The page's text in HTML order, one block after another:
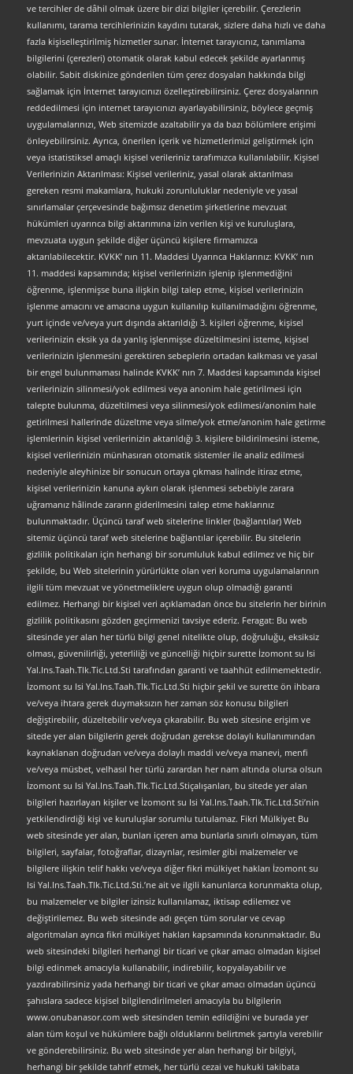
ve tercihler de dâhil olmak üzere bir dizi bilgiler içerebilir. Çerezlerin
kullanımı, tarama tercihlerinizin kaydını tutarak, sizlere daha hızlı ve daha
fazla kişiselleştirilmiş hizmetler sunar. İnternet tarayıcınız, tanımlama
bilgilerini (çerezleri) otomatik olarak kabul edecek şekilde ayarlanmış
olabilir. Sabit diskinize gönderilen tüm çerez dosyaları hakkında bilgi
sağlamak için İnternet tarayıcınızı özelleştirebilirsiniz. Çerez dosyalarının
reddedilmesi için internet tarayıcınızı ayarlayabilirsiniz, böylece geçmiş
uygulamalarınızı, Web sitemizde azaltabilir ya da bazı bölümlere erişimi
önleyebilirsiniz. Ayrıca, önerilen içerik ve hizmetlerimizi geliştirmek için
veya istatistiksel amaçlı kişisel verileriniz tarafımızca kullanılabilir. Kişisel
Verilerinizin Aktarılması: Kişisel verileriniz, yasal olarak aktarılması
gereken resmi makamlara, hukuki zorunluluklar nedeniyle ve yasal
sınırlamalar çerçevesinde bağımsız denetim şirketlerine mevzuat
hükümleri uyarınca bilgi aktarımına izin verilen kişi ve kuruluşlara,
mevzuata uygun şekilde diğer üçüncü kişilere firmamızca
aktarılabilecektir. KVKK’ nın 11. Maddesi Uyarınca Haklarınız: KVKK’ nın
11. maddesi kapsamında; kişisel verilerinizin işlenip işlenmediğini
öğrenme, işlenmişse buna ilişkin bilgi talep etme, kişisel verilerinizin
işlenme amacını ve amacına uygun kullanılıp kullanılmadığını öğrenme,
yurt içinde ve/veya yurt dışında aktarıldığı 3. kişileri öğrenme, kişisel
verilerinizin eksik ya da yanlış işlenmişse düzeltilmesini isteme, kişisel
verilerinizin işlenmesini gerektiren sebeplerin ortadan kalkması ve yasal
bir engel bulunmaması halinde KVKK’ nın 7. Maddesi kapsamında kişisel
verilerinizin silinmesi/yok edilmesi veya anonim hale getirilmesi için
talepte bulunma, düzeltilmesi veya silinmesi/yok edilmesi/anonim hale
getirilmesi hallerinde düzeltme veya silme/yok etme/anonim hale getirme
işlemlerinin kişisel verilerinizin aktarıldığı 3. kişilere bildirilmesini isteme,
kişisel verilerinizin münhasıran otomatik sistemler ile analiz edilmesi
nedeniyle aleyhinize bir sonucun ortaya çıkması halinde itiraz etme,
kişisel verilerinizin kanuna aykırı olarak işlenmesi sebebiyle zarara
uğramanız hâlinde zararın giderilmesini talep etme haklarınız
bulunmaktadır. Üçüncü taraf web sitelerine linkler (bağlantılar) Web
sitemiz üçüncü taraf web sitelerine bağlantılar içerebilir. Bu sitelerin
gizlilik politikaları için herhangi bir sorumluluk kabul edilmez ve hiç bir
şekilde, bu Web sitelerinin yürürlükte olan veri koruma uygulamalarının
ilgili tüm mevzuat ve yönetmeliklere uygun olup olmadığı garanti
edilmez. Herhangi bir kişisel veri açıklamadan önce bu sitelerin her birinin
gizlilik politikasını gözden geçirmenizi tavsiye ederiz. Feragat: Bu web
sitesinde yer alan her türlü bilgi genel nitelikte olup, doğruluğu, eksiksiz
olması, güvenilirliği, yeterliliği ve güncelliği hiçbir surette İzomont su Isi
Yal.Ins.Taah.Tlk.Tic.Ltd.Sti tarafından garanti ve taahhüt edilmemektedir.
İzomont su Isi Yal.Ins.Taah.Tlk.Tic.Ltd.Sti hiçbir şekil ve surette ön ihbara
ve/veya ihtara gerek duymaksızın her zaman söz konusu bilgileri
değiştirebilir, düzeltebilir ve/veya çıkarabilir. Bu web sitesine erişim ve
sitede yer alan bilgilerin gerek doğrudan gerekse dolaylı kullanımından
kaynaklanan doğrudan ve/veya dolaylı maddi ve/veya manevi, menfi
ve/veya müsbet, velhasıl her türlü zarardan her nam altında olursa olsun
İzomont su Isi Yal.Ins.Taah.Tlk.Tic.Ltd.Stiçalışanları, bu sitede yer alan
bilgileri hazırlayan kişiler ve İzomont su Isi Yal.Ins.Taah.Tlk.Tic.Ltd.Sti’nin
yetkilendirdiği kişi ve kuruluşlar sorumlu tutulamaz. Fikri Mülkiyet Bu
web sitesinde yer alan, bunları içeren ama bunlarla sınırlı olmayan, tüm
bilgileri, sayfalar, fotoğraflar, dizaynlar, resimler gibi malzemeler ve
bilgilere ilişkin telif hakkı ve/veya diğer fikri mülkiyet hakları İzomont su
Isi Yal.Ins.Taah.Tlk.Tic.Ltd.Sti.’ne ait ve ilgili kanunlarca korunmakta olup,
bu malzemeler ve bilgiler izinsiz kullanılamaz, iktisap edilemez ve
değiştirilemez. Bu web sitesinde adı geçen tüm sorular ve cevap
algoritmaları ayrıca fikri mülkiyet hakları kapsamında korunmaktadır. Bu
web sitesindeki bilgileri herhangi bir ticari ve çıkar amacı olmadan kişisel
bilgi edinmek amacıyla kullanabilir, indirebilir, kopyalayabilir ve
yazdırabilirsiniz yada herhangi bir ticari ve çıkar amacı olmadan üçüncü
şahıslara sadece kişisel bilgilendirilmeleri amacıyla bu bilgilerin
www.onubanasor.com web sitesinden temin edildiğini ve burada yer
alan tüm koşul ve hükümlere bağlı olduklarını belirtmek şartıyla verebilir
ve gönderebilirsiniz. Bu web sitesinde yer alan herhangi bir bilgiyi,
herhangi bir şekilde tahrif etmek, her türlü cezai ve hukuki takibata